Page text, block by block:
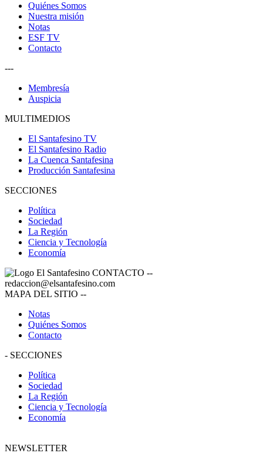
Quiénes Somos
Nuestra misión
Notas
ESF TV
Contacto
---
Membresía
Auspicia
MULTIMEDIOS
El Santafesino TV
El Santafesino Radio
La Cuenca Santafesina
Producción Santafesina
SECCIONES
Política
Sociedad
La Región
Ciencia y Tecnología
Economía
CONTACTO --
redaccion@elsantafesino.com
MAPA DEL SITIO --
Notas
Quiénes Somos
Contacto
- SECCIONES
Política
Sociedad
La Región
Ciencia y Tecnología
Economía
NEWSLETTER